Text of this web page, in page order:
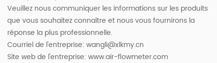
Veuillez nous communiquer les informations sur les produits
que vous souhaitez connaître et nous vous fournirons la
réponse la plus professionnelle.
Courriel de l'entreprise: wangli@xlkmy.cn
Site web de l'entreprise: www.air-flowmeter.com